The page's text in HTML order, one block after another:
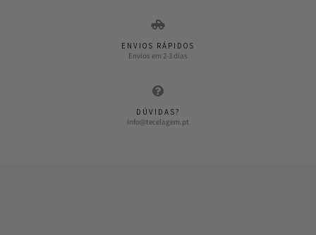
ENVIOS RÁPIDOS
Envios em 2-3 dias
DÚVIDAS?
info@tecelagem.pt